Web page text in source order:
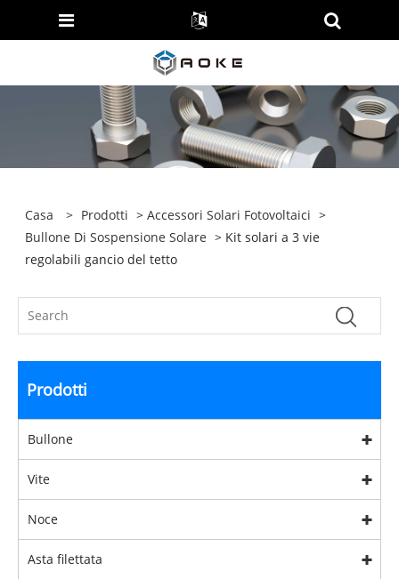
Casa > Prodotti >Accessori Solari Fotovoltaici >
Bullone Di Sospensione Solare > Kit solari a 3 vie
regolabili gancio del tetto
Prodotti
Bullone
Vite
Noce
Asta filettata